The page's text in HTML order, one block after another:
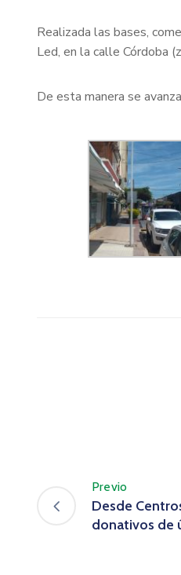
Realizada las bases,
Led, en la calle Córdoba
De esta manera se
Previo
Desde
donativos de